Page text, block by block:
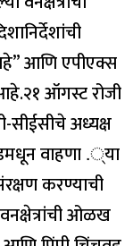
आणि एपीएक्स
२१ ऑगस्ट रोजी
सीईसीचे अध्यक्ष
वाहणा .्या
करण्याची
ओळख